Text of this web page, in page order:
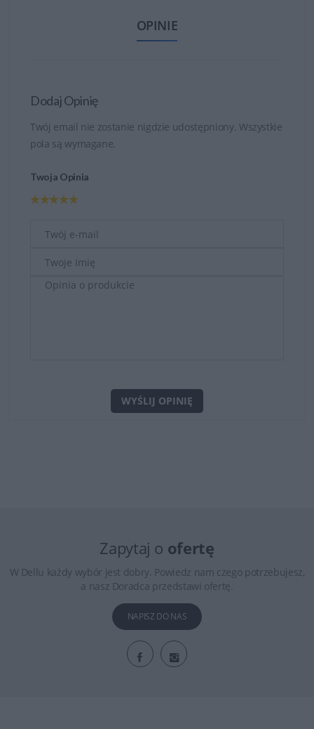
OPINIE
Dodaj Opinię
Twój email nie zostanie nigdzie udostępniony. Wszystkie
pola są wymagane.
Twoja Opinia
WYŚLIJ OPINIĘ
Zapytaj o ofertę
W Dellu każdy wybór jest dobry. Powiedz nam czego potrzebujesz,
a nasz Doradca przedstawi ofertę.
NAPISZ DO NAS